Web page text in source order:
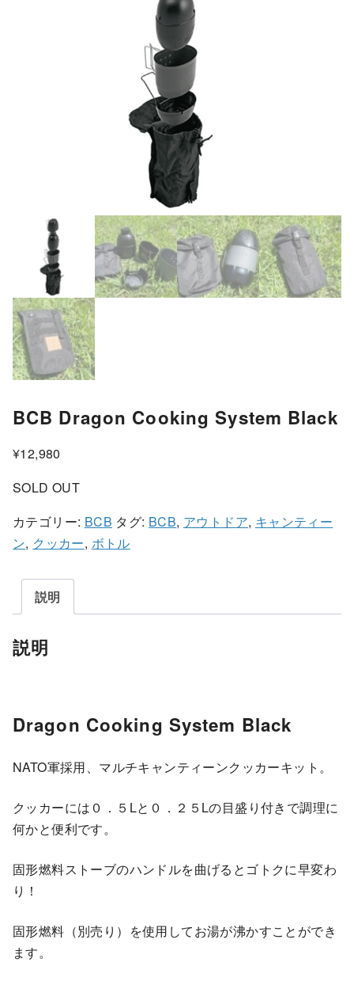
BCB Dragon Cooking System Black
¥12,980
SOLD OUT
カテゴリー: BCB タグ: BCB, アウトドア, キャンティー
ン, クッカー, ボトル
説明
説明
Dragon Cooking System Black
NATO軍採用、マルチキャンティーンクッカーキット。
クッカーには０．５Lと０．２５Lの目盛り付きで調理に
何かと便利です。
固形燃料ストーブのハンドルを曲げるとゴトクに早変わ
り！
固形燃料（別売り）を使用してお湯が沸かすことができ
ます。